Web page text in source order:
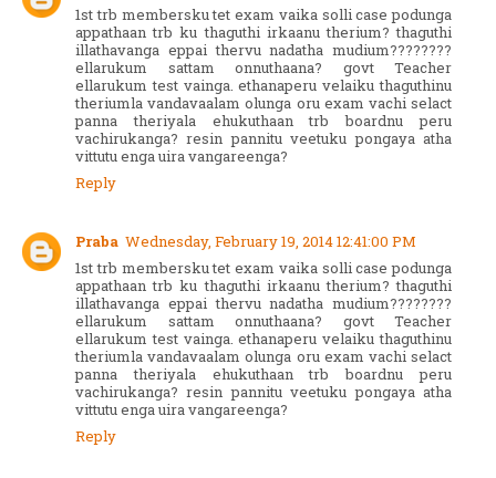
1st trb membersku tet exam vaika solli case podunga
appathaan trb ku thaguthi irkaanu therium? thaguthi
illathavanga eppai thervu nadatha mudium????????
ellarukum sattam onnuthaana? govt Teacher
ellarukum test vainga. ethanaperu velaiku thaguthinu
theriumla vandavaalam olunga oru exam vachi selact
panna theriyala ehukuthaan trb boardnu peru
vachirukanga? resin pannitu veetuku pongaya atha
vittutu enga uira vangareenga?
Reply
Praba Wednesday, February 19, 2014 12:41:00 PM
1st trb membersku tet exam vaika solli case podunga
appathaan trb ku thaguthi irkaanu therium? thaguthi
illathavanga eppai thervu nadatha mudium????????
ellarukum sattam onnuthaana? govt Teacher
ellarukum test vainga. ethanaperu velaiku thaguthinu
theriumla vandavaalam olunga oru exam vachi selact
panna theriyala ehukuthaan trb boardnu peru
vachirukanga? resin pannitu veetuku pongaya atha
vittutu enga uira vangareenga?
Reply